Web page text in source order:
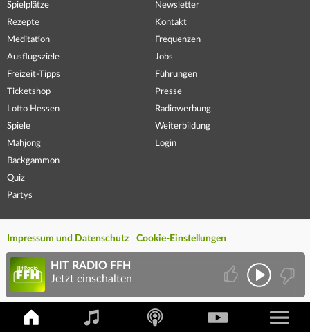
Spielplätze
Rezepte
Meditation
Ausflugsziele
Freizeit-Tipps
Ticketshop
Lotto Hessen
Spiele
Mahjong
Backgammon
Quiz
Partys
Newsletter
Kontakt
Frequenzen
Jobs
Führungen
Presse
Radiowerbung
Weiterbildung
Login
Impressum und Datenschutz Cookie-Einstellungen
HIT RADIO FFH
Jetzt einschalten